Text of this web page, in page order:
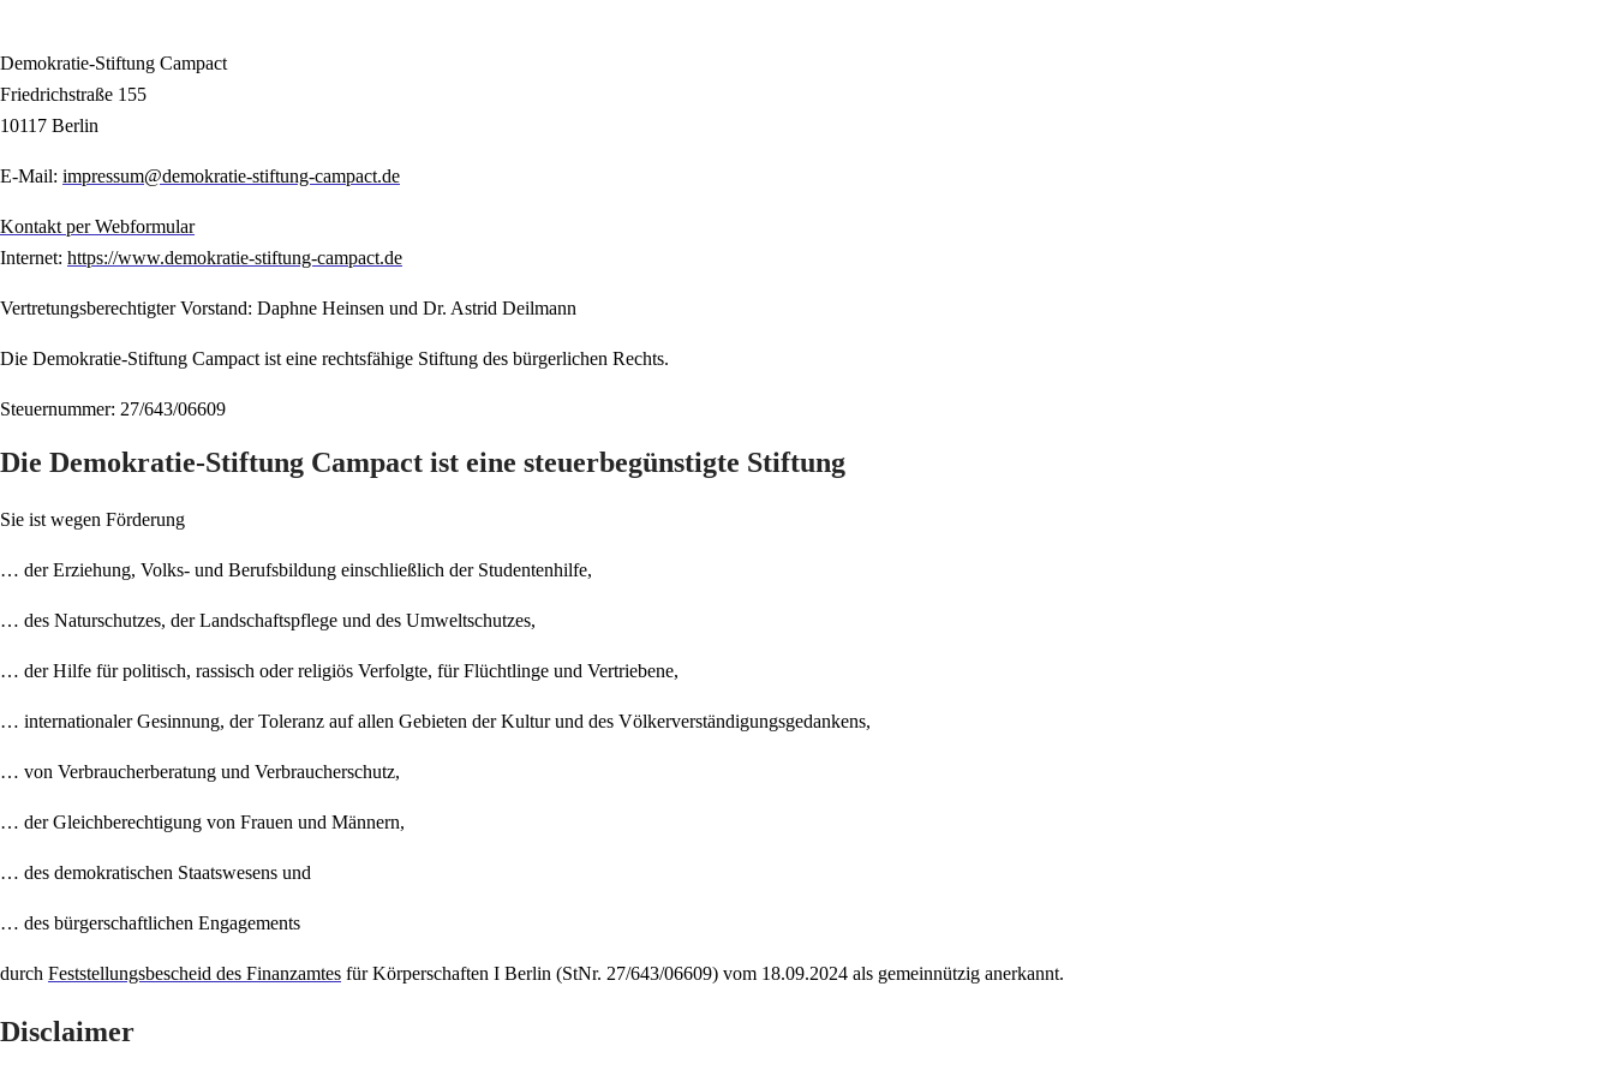
Demokratie-Stiftung Campact
Friedrichstraße 155
10117 Berlin
E-Mail: impressum@demokratie-stiftung-campact.de
Kontakt per Webformular
Internet: https://www.demokratie-stiftung-campact.de
Vertretungsberechtigter Vorstand: Daphne Heinsen und Dr. Astrid Deilmann
Die Demokratie-Stiftung Campact ist eine rechtsfähige Stiftung des bürgerlichen Rechts.
Steuernummer: 27/643/06609
Die Demokratie-Stiftung Campact ist eine steuerbegünstigte Stiftung
Sie ist wegen Förderung
… der Erziehung, Volks- und Berufsbildung einschließlich der Studentenhilfe,
… des Naturschutzes, der Landschaftspflege und des Umweltschutzes,
… der Hilfe für politisch, rassisch oder religiös Verfolgte, für Flüchtlinge und Vertriebene,
… internationaler Gesinnung, der Toleranz auf allen Gebieten der Kultur und des Völkerverständigungsgedankens,
… von Verbraucherberatung und Verbraucherschutz,
… der Gleichberechtigung von Frauen und Männern,
… des demokratischen Staatswesens und
… des bürgerschaftlichen Engagements
durch Feststellungsbescheid des Finanzamtes für Körperschaften I Berlin (StNr. 27/643/06609) vom 18.09.2024 als gemeinnützig anerkannt.
Disclaimer